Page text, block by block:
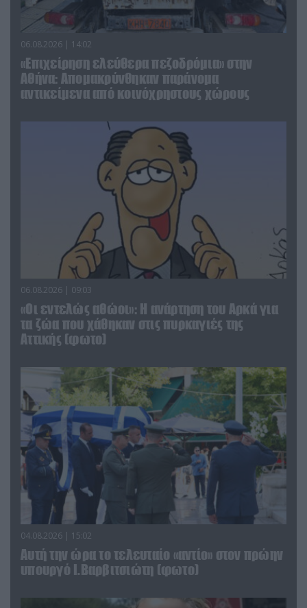
06.08.2026 | 14:02
«Επιχείρηση ελεύθερα πεζοδρόμια» στην
Αθήνα: Απομακρύνθηκαν παράνομα
αντικείμενα από κοινόχρηστους χώρους
06.08.2026 | 09:03
«Οι εντελώς αθώοι»: Η ανάρτηση του Αρκά για
τα ζώα που χάθηκαν στις πυρκαγιές της
Αττικής (φωτο)
04.08.2026 | 15:02
Αυτή την ώρα το τελευταίο «αντίο» στον πρώην
υπουργό Ι.Βαρβιτσιώτη (φωτο)